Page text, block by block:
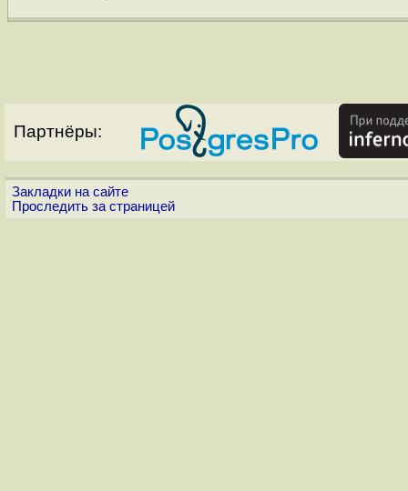
Партнёры:
Закладки на сайте
Проследить за страницей